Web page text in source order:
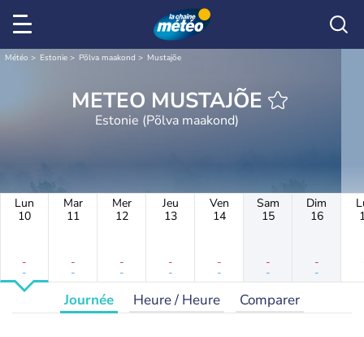
Météo Estonie Põlva maakond Mustajõe
METEO MUSTAJÕE
Estonie (Põlva maakond)
Lun
10
-
-
Mar
11
-
-
Mer
12
-
-
Jeu
13
-
-
Ven
14
-
-
Sam
15
-
-
Dim
16
-
-
Journée Heure / Heure Comparer